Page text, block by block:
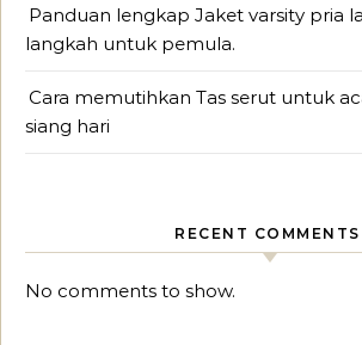
Panduan lengkap Jaket varsity pria
langkah untuk pemula.
Cara memutihkan Tas serut untuk
siang hari
RECENT COMMENTS
No comments to show.